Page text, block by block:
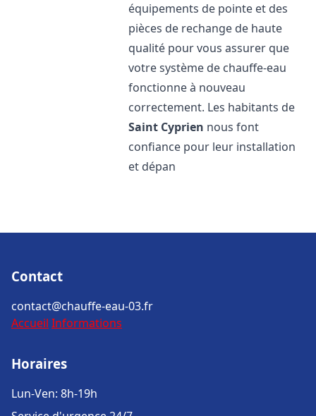
équipements de pointe et des
pièces de rechange de haute
qualité pour vous assurer que
votre système de chauffe-eau
fonctionne à nouveau
correctement. Les habitants de
Saint Cyprien nous font
confiance pour leur installation
et dépan
Contact
contact@chauffe-eau-03.fr
Accueil Informations
Horaires
Lun-Ven: 8h-19h